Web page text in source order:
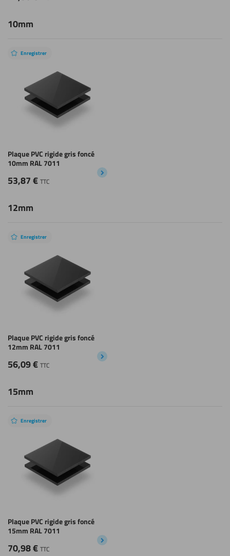
10mm
Enregistrer
Plaque PVC rigide gris foncé
10mm RAL 7011
53,87€ TTC
12mm
Enregistrer
Plaque PVC rigide gris foncé
12mm RAL 7011
56,09€ TTC
15mm
Enregistrer
Plaque PVC rigide gris foncé
15mm RAL 7011
70,98€ TTC